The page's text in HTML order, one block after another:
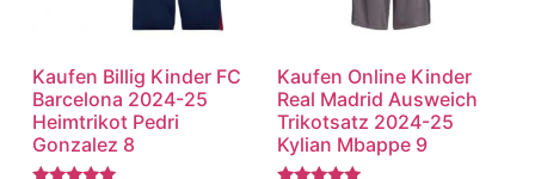
Kaufen Billig Kinder FC
Barcelona 2024-25
Heimtrikot Pedri
Gonzalez 8
Kaufen Online Kinder
Real Madrid Ausweich
Trikotsatz 2024-25
Kylian Mbappe 9